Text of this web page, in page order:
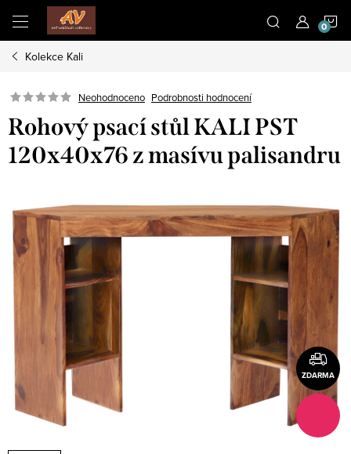
obsah
Kolekce Kali
Neohodnoceno Podrobnosti hodnocení
Rohový psací stůl KALI PST
120x40x76 z masívu palisandru
ZDARMA